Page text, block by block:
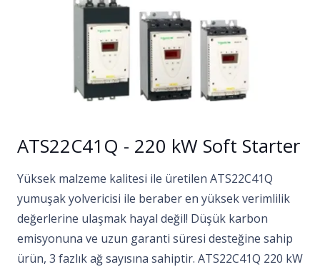
ATS22C41Q - 220 kW Soft Starter
Yüksek malzeme kalitesi ile üretilen ATS22C41Q
yumuşak yolvericisi ile beraber en yüksek verimlilik
değerlerine ulaşmak hayal değil! Düşük karbon
emisyonuna ve uzun garanti süresi desteğine sahip
ürün, 3 fazlık ağ sayısına sahiptir. ATS22C41Q 220 kW